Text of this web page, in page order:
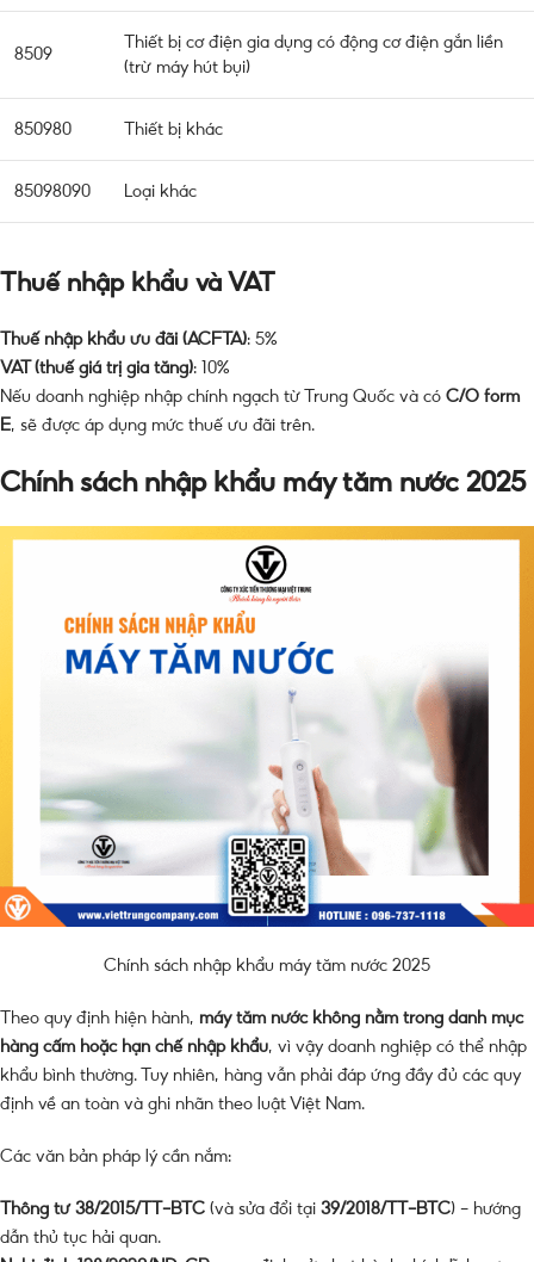
8509
Thiết bị cơ điện gia dụng có động cơ điện gắn liền
(trừ máy hút bụi)
850980 Thiết bị khác
85098090 Loại khác
Thuế nhập khẩu và VAT
Thuế nhập khẩu ưu đãi (ACFTA): 5%
VAT (thuế giá trị gia tăng): 10%
Nếu doanh nghiệp nhập chính ngạch từ Trung Quốc và có C/O form
E , sẽ được áp dụng mức thuế ưu đãi trên.
Chính sách nhập khẩu máy tăm nước 2025
Chính sách nhập khẩu máy tăm nước 2025
Theo quy định hiện hành, máy tăm nước không nằm trong danh mục
hàng cấm hoặc hạn chế nhập khẩu , vì vậy doanh nghiệp có thể nhập
khẩu bình thường. Tuy nhiên, hàng vẫn phải đáp ứng đầy đủ các quy
định về an toàn và ghi nhãn theo luật Việt Nam.
Các văn bản pháp lý cần nắm:
Thông tư 38/2015/TT-BTC (và sửa đổi tại 39/2018/TT-BTC) – hướng
dẫn thủ tục hải quan.